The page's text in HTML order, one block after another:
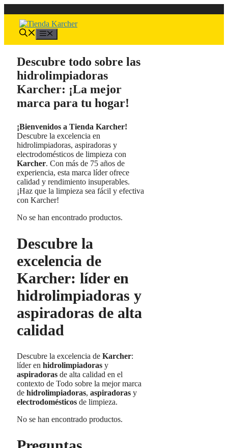
al
contenido
Descubre todo sobre las
hidrolimpiadoras
Karcher: ¡La mejor
marca para tu hogar!
¡Bienvenidos a Tienda Karcher!
Descubre la excelencia en
hidrolimpiadoras, aspiradoras y
electrodomésticos de limpieza con
Karcher. Con más de 75 años de
experiencia, esta marca líder ofrece
calidad y rendimiento insuperables.
¡Haz que la limpieza sea fácil y efectiva
con Karcher!
No se han encontrado productos.
Descubre la
excelencia de
Karcher: líder en
hidrolimpiadoras y
aspiradoras de alta
calidad
Descubre la excelencia de Karcher:
líder en hidrolimpiadoras y
aspiradoras de alta calidad en el
contexto de Todo sobre la mejor marca
de hidrolimpiadoras, aspiradoras y
electrodomésticos de limpieza.
No se han encontrado productos.